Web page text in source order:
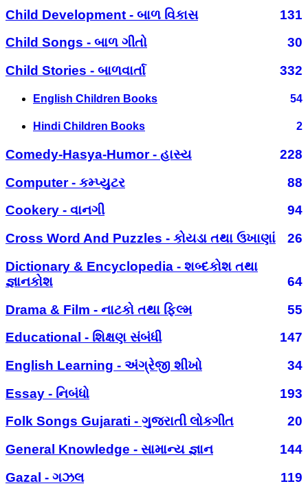
Child Development - બાળ વિકાસ
131
Child Songs - બાળ ગીતો
30
Child Stories - બાળવાર્તા
332
English Children Books 54
Hindi Children Books 2
Comedy-Hasya-Humor - હાસ્ય
228
Computer - કમ્પ્યુટર
88
Cookery - વાનગી
94
Cross Word And Puzzles - કોયડા તથા ઉખાણાં
26
Dictionary & Encyclopedia - શબ્દકોશ તથા
જ્ઞાનકોશ
64
Drama & Film - નાટકો તથા ફિલ્મ
55
Educational - શિક્ષણ સંબંધી
147
English Learning - અંગ્રેજી શીખો
34
Essay - નિબંધો
193
Folk Songs Gujarati - ગુજરાતી લોકગીત
20
General Knowledge - સામાન્ય જ્ઞાન
144
Gazal - ગઝલ
119